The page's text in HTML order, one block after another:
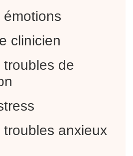
clinicien
de
anxieux